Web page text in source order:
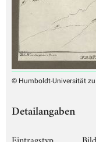
© Humboldt-Universität
Detailangaben
Eintragstyp